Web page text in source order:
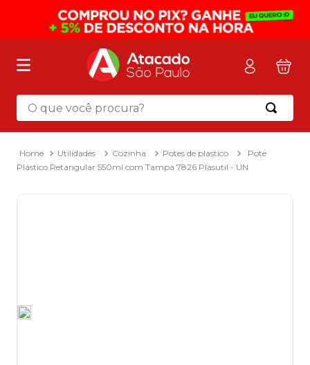
O que você procura?
Utilidades Cozinha Potes de plastico
Pote
Plástico Retangular 550ml com Tampa 7826 Plasutil - UN
Termos mais buscados
mochila
2º sacola
3º mala
8